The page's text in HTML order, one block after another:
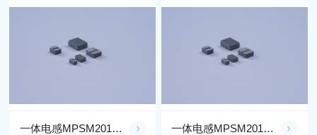
一体电感MPSM201610BE1R5M**-LF 一体电感MPSM201610BE1R0M**-LF